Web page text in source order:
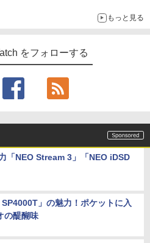
もっと見る
をフォローする
「NEO Stream 3」「NEO iDSD
SP4000T」の魅力！ポケットに入
の醍醐味